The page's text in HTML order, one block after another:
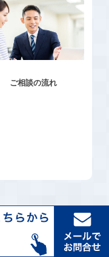
ご相談の流れ